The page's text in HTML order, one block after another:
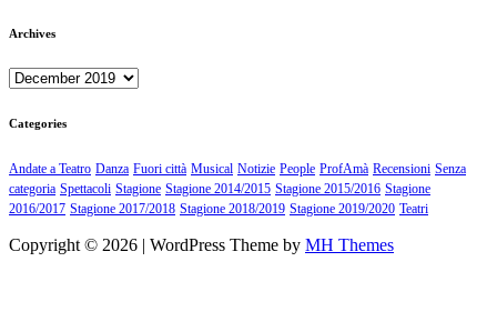
Archives
Archives
Categories
Andate a Teatro Danza Fuori città Musical Notizie People ProfAmà Recensioni Senza
categoria Spettacoli Stagione Stagione 2014/2015 Stagione 2015/2016 Stagione
2016/2017 Stagione 2017/2018 Stagione 2018/2019 Stagione 2019/2020 Teatri
Copyright © 2026 | WordPress Theme by MH Themes